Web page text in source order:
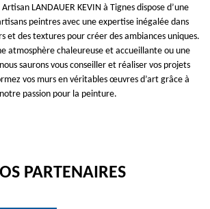
LANDAUER KEVIN à Tignes dispose d’une
peintres avec une expertise inégalée dans
et des textures pour créer des ambiances uniques.
atmosphère chaleureuse et accueillante ou une
saurons vous conseiller et réaliser vos projets
vos murs en véritables œuvres d’art grâce à
passion pour la peinture.
PARTENAIRES